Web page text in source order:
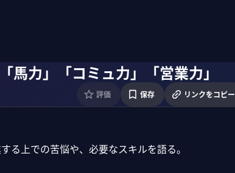
力」「コミュ力」「営業力」
評価 保存 リンクをコピー
る上での苦悩や、必要なスキルを語る。